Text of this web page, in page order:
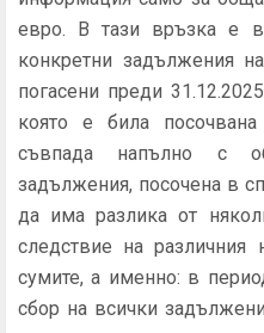
евро. В тази връзка е
конкретни задължения
погасени преди
която е била
съвпада напълно с
задължения, посочена в
да има разлика от
следствие на различния
сумите, а именно: в
сбор на всички